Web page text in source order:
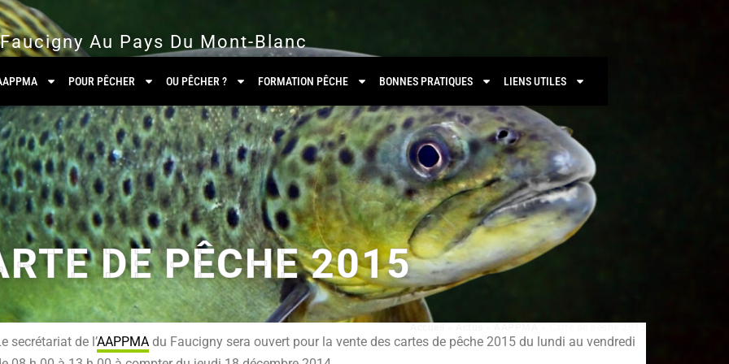
Au Pays Du Mont-Blanc
POUR PÊCHER OU PÊCHER ? FORMATION PÊCHE BONNES PRATIQUES LIENS UTILES
DE PÊCHE 2015
secrétariat de l’AAPPMA du Faucigny sera ouvert pour la vente des cartes de pêche 2015 du lundi au vendredi